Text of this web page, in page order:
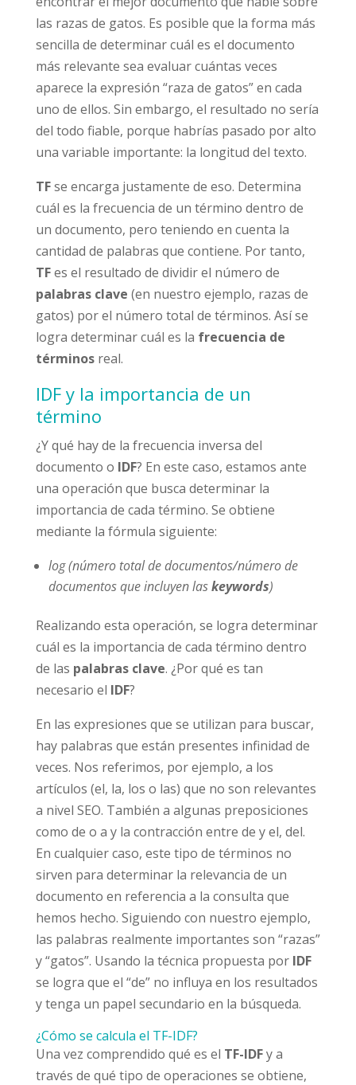
las razas de gatos. Es posible que la forma más
sencilla de determinar cuál es el documento
más relevante sea evaluar cuántas veces
aparece la expresión “raza de gatos” en cada
uno de ellos. Sin embargo, el resultado no sería
del todo fiable, porque habrías pasado por alto
una variable importante: la longitud del texto.
TFse encarga justamente de eso. Determina
cuál es la frecuencia de un término dentro de
un documento, pero teniendo en cuenta la
cantidad de palabras que contiene. Por tanto,
TFes el resultado de dividir el número de
palabras clave (en nuestro ejemplo, razas de
gatos) por el número total de términos. Así se
logra determinar cuál es la frecuencia de
términosreal.
IDF y la importancia de un
término
¿Y qué hay de la frecuencia inversa del
documento o IDF? En este caso, estamos ante
una operación que busca determinar la
importancia de cada término. Se obtiene
mediante la fórmula siguiente:
log (número total de documentos/número de
documentos que incluyen laskeywords)
Realizando esta operación, se logra determinar
cuál es la importancia de cada término dentro
de las palabras clave. ¿Por qué es tan
necesario el IDF?
En las expresiones que se utilizan para buscar,
hay palabras que están presentes infinidad de
veces. Nos referimos, por ejemplo, a los
artículos (el, la, los o las) que no son relevantes
a nivel SEO. También a algunas preposiciones
como de o a y la contracción entre de y el, del.
En cualquier caso, este tipo de términos no
sirven para determinar la relevancia de un
documento en referencia a la consulta que
hemos hecho. Siguiendo con nuestro ejemplo,
las palabras realmente importantes son “razas”
y “gatos”. Usando la técnica propuesta por IDF
se logra que el “de” no influya en los resultados
y tenga un papel secundario en la búsqueda.
¿Cómo se calcula el TF-IDF?
Una vez comprendido qué es el TF-IDFy a
través de qué tipo de operaciones se obtiene,